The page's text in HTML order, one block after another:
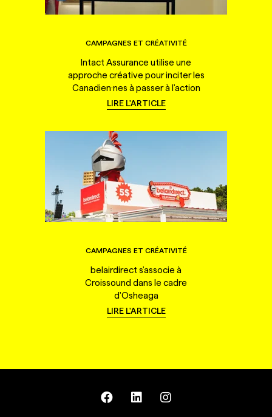
CAMPAGNES ET CRÉATIVITÉ
Intact Assurance utilise une
approche créative pour inciter les
Canadien·nes à passer à l'action
LIRE L'ARTICLE
CAMPAGNES ET CRÉATIVITÉ
belairdirect s'associe à
Croissound dans le cadre
d'Osheaga
LIRE L'ARTICLE